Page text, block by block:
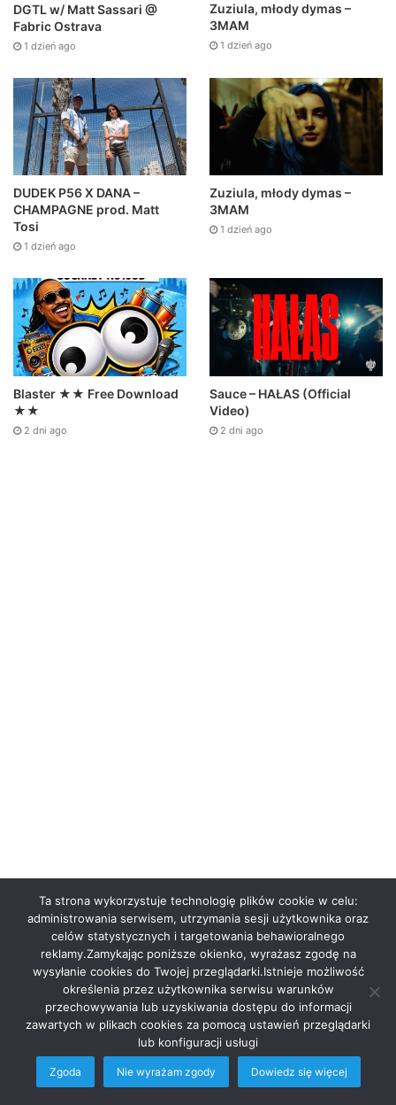
DGTL w/ Matt Sassari @
Fabric Ostrava
1 dzień ago
Zuziula, młody dymas –
3MAM
1 dzień ago
DUDEK P56 X DANA –
CHAMPAGNE prod. Matt
Tosi
1 dzień ago
Zuziula, młody dymas –
3MAM
1 dzień ago
Blaster ★★ Free Download
★★
2 dni ago
Sauce – HAŁAS (Official
Video)
2 dni ago
Kategorie
Newsy Z Klubów 8 805
Festiwale
Imprezy Koncert 2 170
Inicjatywy Społeczne
Informacje
Ta strona wykorzystuje technologię plików cookie w celu:
administrowania serwisem, utrzymania sesji użytkownika oraz
celów statystycznych i targetowania behawioralnego
reklamy.Zamykając poniższe okienko, wyrażasz zgodę na
wysyłanie cookies do Twojej przeglądarki.Istnieje możliwość
określenia przez użytkownika serwisu warunków
przechowywania lub uzyskiwania dostępu do informacji
zawartych w plikach cookies za pomocą ustawień przeglądarki
lub konfiguracji usługi
Zgoda Nie wyrażam zgody Dowiedz się więcej